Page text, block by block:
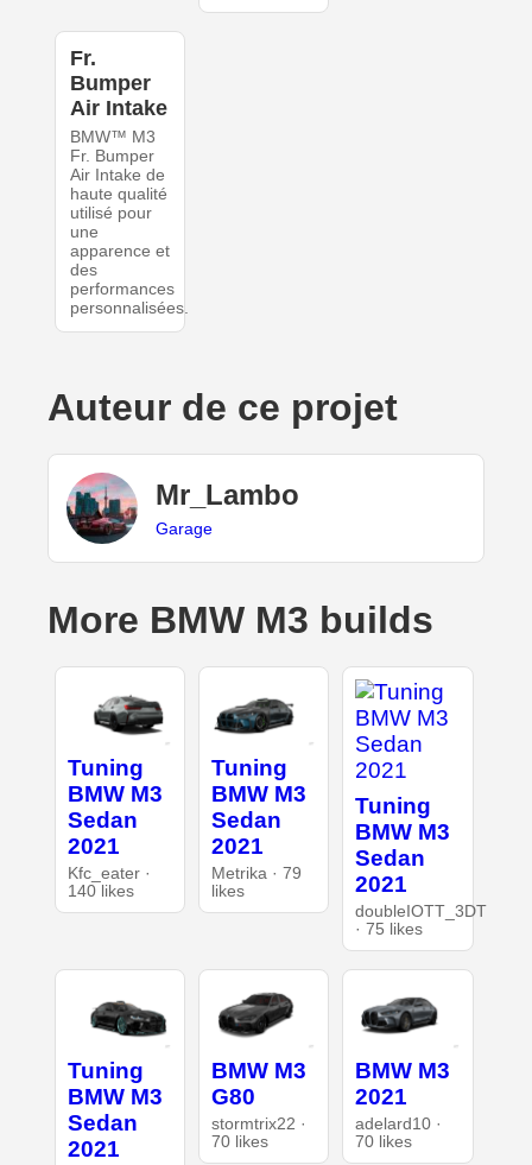
Fr.
Bumper
Air Intake
BMW™ M3
Fr. Bumper
Air Intake de
haute qualité
utilisé pour
une
apparence et
des
performances
personnalisées.
Auteur de ce projet
Mr_Lambo
Garage
More BMW M3 builds
Tuning
BMW M3
Sedan
2021
Kfc_eater ·
140 likes
Tuning
BMW M3
Sedan
2021
Metrika · 79
likes
Tuning
BMW M3
Sedan
2021
doubleIOTT_3DT
· 75 likes
Tuning
BMW M3
Sedan
2021
BMW M3
G80
stormtrix22 ·
70 likes
BMW M3
2021
adelard10 ·
70 likes